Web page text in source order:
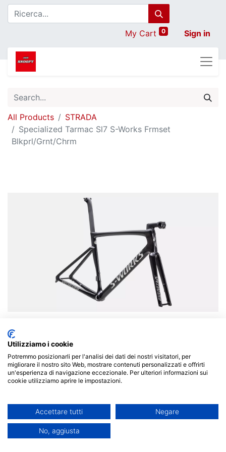
My Cart 0 Sign in
All Products
STRADA
Specialized Tarmac Sl7 S-Works Frmset
Blkprl/Grnt/Chrm
Perché dovresti scegliere tra aerodinamica e leggerezza,
la Tarmac - sali in sella alla bici più leggera entro i limiti
posti dalla UCI, che è anche la più veloce. Tubazioni creati
con il nostro FreeFoil Shape Library formano il nuovo e
Utilizziamo i cookie
Potremmo posizionarli per l'analisi dei dati dei nostri visitatori, per
migliorare il nostro sito Web, mostrare contenuti personalizzati e offrirti
un'esperienza di navigazione eccezionale. Per ulteriori informazioni sui
cookie utilizziamo aprire le impostazioni.
Accettare tutti Negare
No, aggiusta